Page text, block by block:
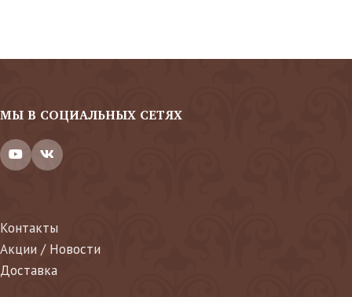
МЫ В СОЦИАЛЬНЫХ СЕТЯХ
Контакты
Акции / Новости
Доставка